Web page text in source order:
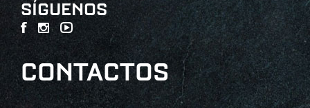
SÍGUENOS
CONTACTOS